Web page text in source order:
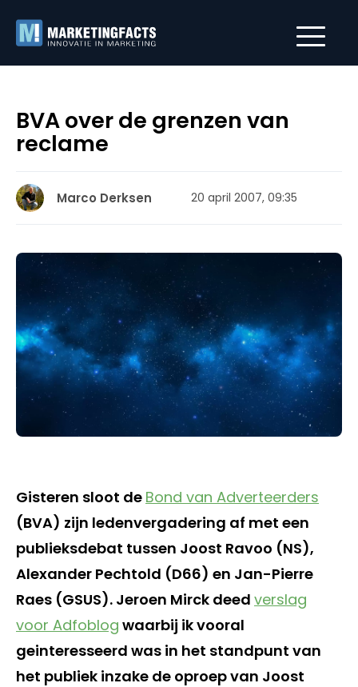
BVA over de grenzen van
reclame
Marco Derksen 20 april 2007, 09:35
Gisteren sloot de Bond van Adverteerders
(BVA) zijn ledenvergadering af met een
publieksdebat tussen Joost Ravoo (NS),
Alexander Pechtold (D66) en Jan-Pierre
Raes (GSUS). Jeroen Mirck deed verslag
voor Adfoblog waarbij ik vooral
geinteresseerd was in het standpunt van
het publiek inzake de oproep van Joost